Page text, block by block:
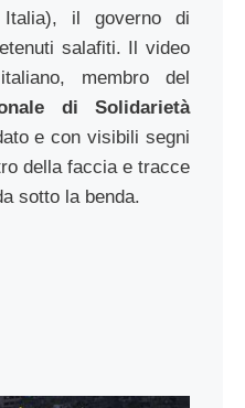
il governo di
salafiti. Il video
membro del
di Solidarietà
e con visibili segni
della faccia e tracce
sotto la benda.